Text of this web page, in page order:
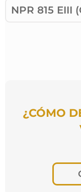
NPR 815 EIII
¿CÓMO
¿Por